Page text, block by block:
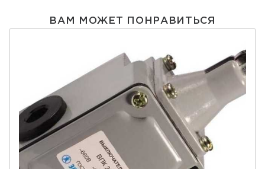
ВАМ МОЖЕТ ПОНРАВИТЬСЯ